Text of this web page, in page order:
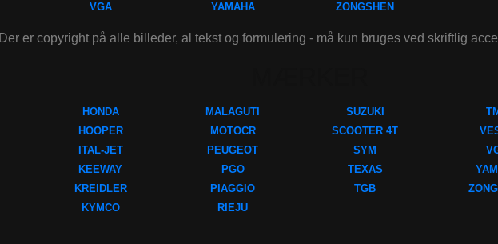
VGA
YAMAHA
ZONGSHEN
Der er copyright på alle billeder, al tekst og formulering - må kun bruges ved skriftlig
HONDA
HOOPER
ITAL-JET
KEEWAY
KREIDLER
KYMCO
MALAGUTI
MOTOCR
PEUGEOT
PGO
PIAGGIO
RIEJU
SUZUKI
SCOOTER 4T
SYM
TEXAS
TGB